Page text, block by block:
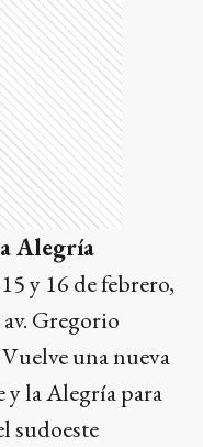
Alegría
y 16 de febrero,
Gregorio
una nueva
la Alegría para
sudoeste